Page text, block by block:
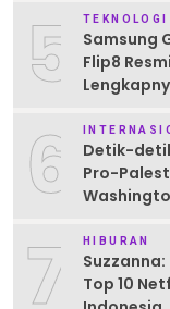
5 TEKNOLOGI
Samsung
Flip8
6
Detik-
Pro-
7 HIBURAN
Top 10